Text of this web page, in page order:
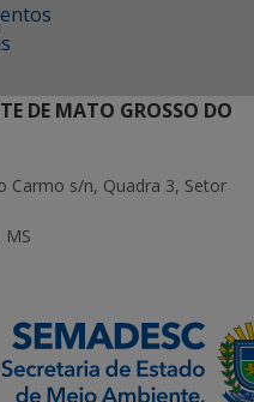
DE MATO GROSSO DO
Carmo s/n, Quadra 3, Setor
MS